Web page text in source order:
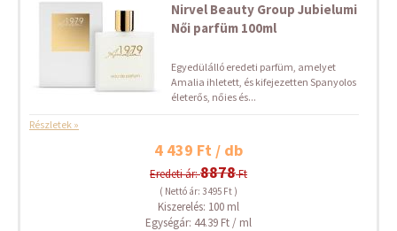
Nirvel Beauty Group Jubielumi
Női parfüm 100ml
​Egyedülálló eredeti parfüm, amelyet
Amalia ihletett, és kifejezetten Spanyolos
életerős, nőies és...
Részletek »
4 439 Ft / db
Eredeti ár:8878Ft
( Nettó ár: 3 495 Ft )
Kiszerelés: 100 ml
Egységár: 44.39 Ft / ml